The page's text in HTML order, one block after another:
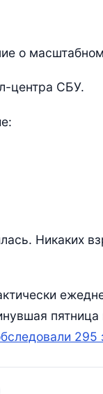
о
центра СБУ.
Никаких
295